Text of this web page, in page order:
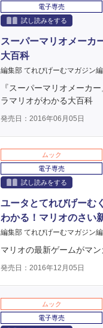
電子専売
試し読みをする
スーパーマリオメーカ
大百科
編集部 てれびげーむマガジン
『スーパーマリオメーカ
ラマリオがわかる大百科
発売日：2016年06月05日
ムック
電子専売
試し読みをする
ユータとてれびげーむ
わかる！マリオのさい
編集部 てれびげーむマガジン
マリオの最新ゲームがマン
発売日：2016年12月05日
ムック
電子専売